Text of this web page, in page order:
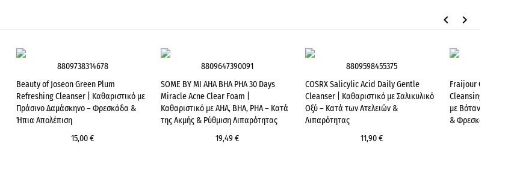
keyboard_arrow_left keyboard_arrow_right
8809738314678
Beauty of Joseon Green Plum
Refreshing Cleanser | Καθαριστικό με
Πράσινο Δαμάσκηνο – Φρεσκάδα &
Ήπια Απολέπιση
15,00 €
8809647390091
SOME BY MI AHA BHA PHA 30 Days
Miracle Acne Clear Foam |
Καθαριστικό με AHA, BHA, PHA – Κατά
της Ακμής & Ρύθμιση Λιπαρότητας
19,49 €
8809598455375
COSRX Salicylic Acid Daily Gentle
Cleanser | Καθαριστικό με Σαλικυλικό
Οξύ – Κατά των Ατελειών &
Λιπαρότητας
11,90 €
Fraijour
Cleansing
με Βότανο
& Φρεσκάδα